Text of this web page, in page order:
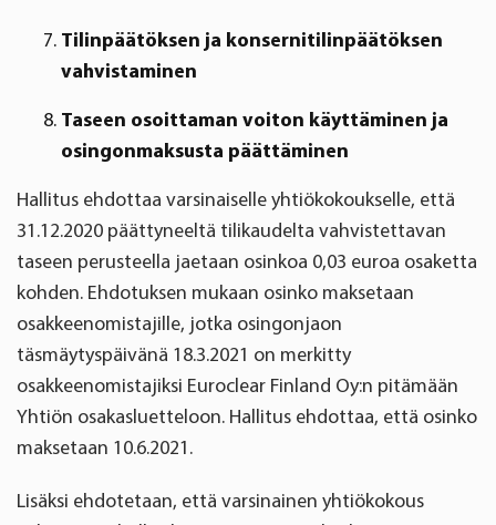
Tilinpäätöksen ja konsernitilinpäätöksen
vahvistaminen
Taseen osoittaman voiton käyttäminen ja
osingonmaksusta päättäminen
Hallitus ehdottaa varsinaiselle yhtiökokoukselle, että
31.12.2020 päättyneeltä tilikaudelta vahvistettavan
taseen perusteella jaetaan osinkoa 0,03 euroa osaketta
kohden. Ehdotuksen mukaan osinko maksetaan
osakkeenomistajille, jotka osingonjaon
täsmäytyspäivänä 18.3.2021 on merkitty
osakkeenomistajiksi Euroclear Finland Oy:n pitämään
Yhtiön osakasluetteloon. Hallitus ehdottaa, että osinko
maksetaan 10.6.2021.
Lisäksi ehdotetaan, että varsinainen yhtiökokous